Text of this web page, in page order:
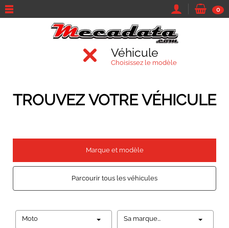
0
Véhicule
Choisissez le modèle
TROUVEZ VOTRE VÉHICULE
Marque et modèle
Parcourir tous les véhicules
Moto Sa marque...